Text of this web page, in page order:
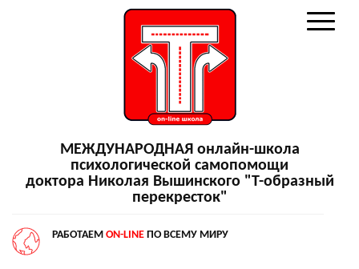
МЕЖДУНАРОДНАЯ онлайн-школа
психологической самопомощи
доктора Николая Вышинского "Т-образный
перекресток"
РАБОТАЕМ ON-LINE ПО ВСЕМУ МИРУ